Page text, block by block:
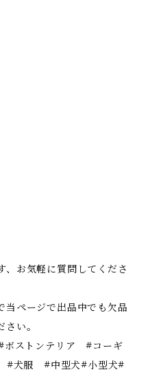
お気軽に質問してくださ
ページで出品中でも欠品
い。
ストンテリア #コーギ
服 #中型犬#小型犬#